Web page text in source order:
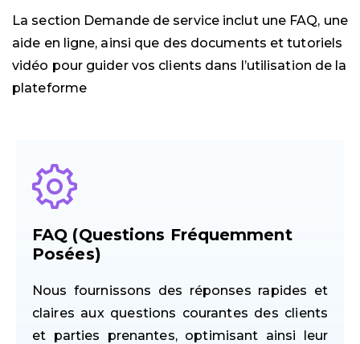
La section Demande de service inclut une FAQ, une
aide en ligne, ainsi que des documents et tutoriels
vidéo pour guider vos clients dans l’utilisation de la
plateforme
FAQ (Questions Fréquemment
Posées)
Nous fournissons des réponses rapides et
claires aux questions courantes des clients
et parties prenantes, optimisant ainsi leur